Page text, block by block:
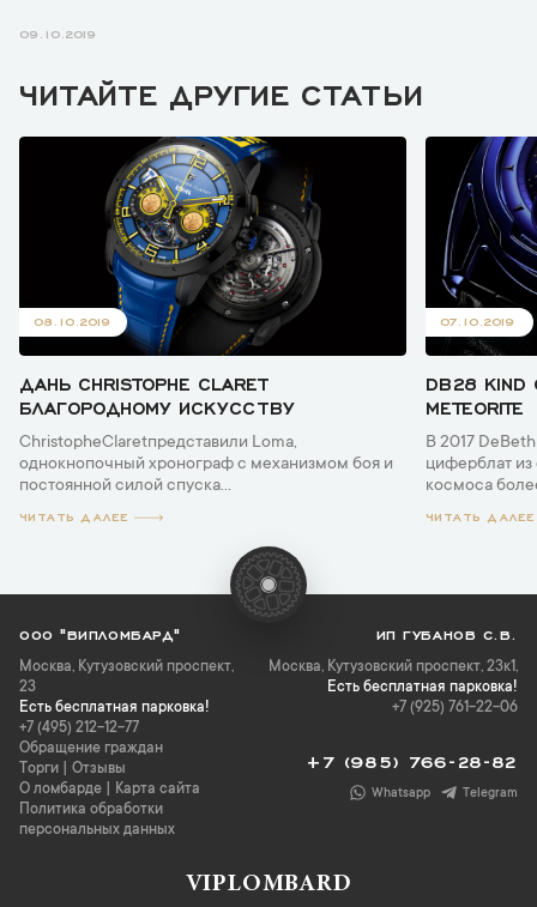
09.10.2019
ЧИТАЙТЕ ДРУГИЕ СТАТЬИ
08.10.2019
ДАНЬ CHRISTOPHE CLARET
БЛАГОРОДНОМУ ИСКУССТВУ
ChristopheClaretпредставили Loma,
однокнопочный хронограф с механизмом боя и
постоянной силой спуска...
ЧИТАТЬ ДАЛЕЕ
07.10.2019
DB28 KIND
METEORITE
В 2017
циферблат из
космоса
ЧИТАТЬ ДАЛЕЕ
ООО "ВИПЛОМБАРД"
Москва, Кутузовский проспект,
23
Есть бесплатная парковка!
+7 (495) 212-12-77
Обращение граждан
Торги
Отзывы
О ломбарде
Карта сайта
Политика обработки
персональных данных
ИП ГУБАНОВ С.В.
Москва, Кутузовский проспект, 23к1,
Есть бесплатная парковка!
+7 (925) 761-22-06
+7 (985) 766-28-82
Whatsapp Telegram
VIPLOMBARD